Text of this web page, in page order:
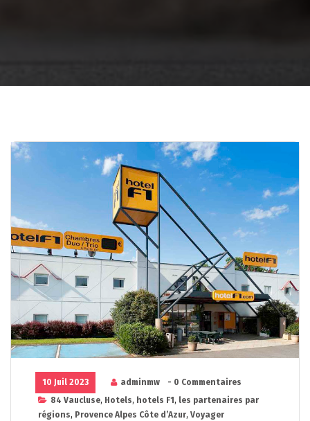
10 Juil 2023 adminmw
- 0 Commentaires
84 Vaucluse, Hotels, hotels F1 , les partenaires par
régions, Provence Alpes Côte d’Azur, Voyager